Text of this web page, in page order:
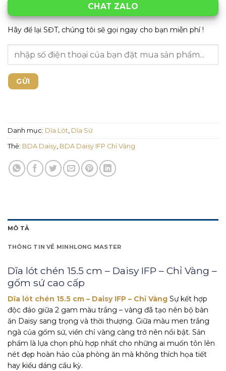
CHAT ZALO
Hãy để lại SĐT, chúng tôi sẽ gọi ngay cho bạn miễn phí !
Danh mục: Dĩa Lót Dĩa Sứ
Thẻ: BDA Daisy BDA Daisy IFP Chỉ Vàng
MÔ TẢ
THÔNG TIN VỀ MINHLONG MASTER
Dĩa lót chén 15.5 cm – Daisy IFP – Chỉ Vàng –
gốm sứ cao cấp
Dĩa lót chén 15.5 cm – Daisy IFP – Chỉ Vàng Sự kết hợp
độc đáo giữa 2 gam màu trắng – vàng đã tạo nên bộ bàn
ăn Daisy sang trọng và thời thượng. Giữa màu men trắng
ngà của gốm sứ, viền chỉ vàng càng trở nên nổi bật. Sản
phẩm là lựa chọn phù hợp nhất cho những ai muốn tôn lên
nét đẹp hoàn hảo của phòng ăn mà không thích họa tiết
hay kiểu dáng cầu kỳ.